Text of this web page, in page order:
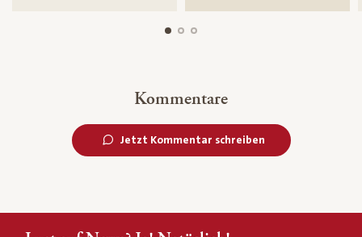
Kommentare
Jetzt Kommentar schreiben